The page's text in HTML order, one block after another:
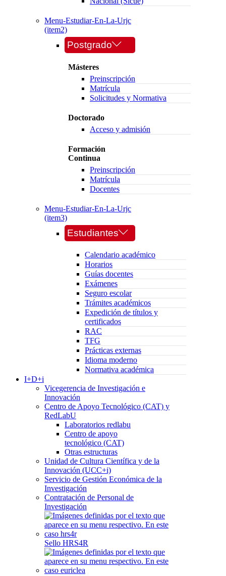
Menu-Estudiar-En-La-Urjc
(item2)
Postgrado
Másteres
Preinscripción
Matrícula
Solicitudes y Normativa
Doctorado
Acceso y admisión
Formación
Continua
Preinscripción
Matrícula
Docentes
Menu-Estudiar-En-La-Urjc
(item3)
Estudiantes
Calendario académico
Horarios
Guías docentes
Exámenes
Seguro escolar
Trámites académicos
Expedición de títulos y
certificados
RAC
TFG
Prácticas externas
Idioma moderno
Normativa académica
I+D+i
Vicegerencia de Investigación e
Innovación
Centro de Apoyo Tecnológico (CAT) y
RedLabU
Laboratorios redlabu
Centro de apoyo
tecnológico (CAT)
Otras estructuras
Unidad de Cultura Científica y de la
Innovación (UCC+i)
Servicio de Gestión Económica de la
Investigación
Contratación de Personal de
Investigación
Sello HRS4R